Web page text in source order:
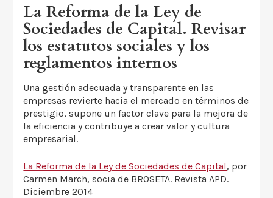
La Reforma de la Ley de
Sociedades de Capital. Revisar
los estatutos sociales y los
reglamentos internos
Una gestión adecuada y transparente en las
empresas revierte hacia el mercado en términos de
prestigio, supone un factor clave para la mejora de
la eficiencia y contribuye a crear valor y cultura
empresarial.
La Reforma de la Ley de Sociedades de Capital, por
Carmen March, socia de BROSETA. Revista APD.
Diciembre 2014